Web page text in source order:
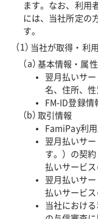
ます。なお、利用
には、当社所定の
す。
当社が取得・利
基本情報・属
翌月払いサ
名、住所、
FM-ID登録情
取引情報
FamiPay利
翌月払いサ
す。）の契
払いサービ
翌月払いサ
払いサービ
当社におけ